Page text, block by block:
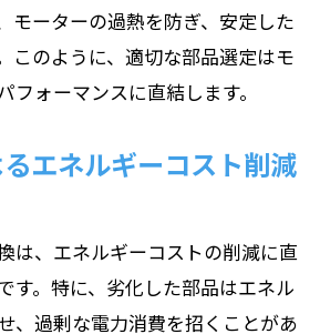
モーターの過熱を防ぎ、安定した
このように、適切な部品選定はモ
フォーマンスに直結します。
エネルギーコスト削減
は、エネルギーコストの削減に直
す。特に、劣化した部品はエネル
、過剰な電力消費を招くことがあ